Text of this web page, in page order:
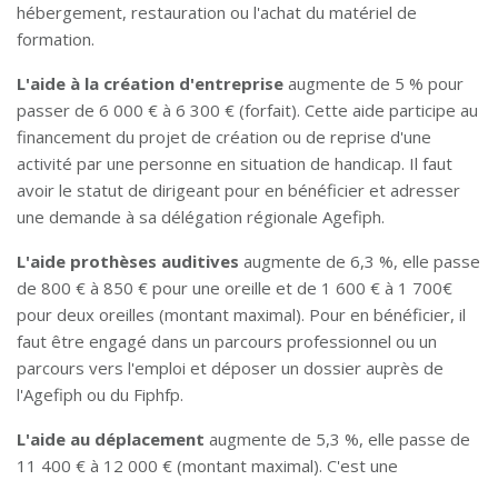
hébergement, restauration ou l'achat du matériel de
formation.
L'aide à la création d'entreprise augmente de 5 % pour
passer de 6 000 € à 6 300 € (forfait). Cette aide participe au
financement du projet de création ou de reprise d'une
activité par une personne en situation de handicap. Il faut
avoir le statut de dirigeant pour en bénéficier et adresser
une demande à sa délégation régionale Agefiph.
L'aide prothèses auditives augmente de 6,3 %, elle passe
de 800 € à 850 € pour une oreille et de 1 600 € à 1 700€
pour deux oreilles (montant maximal). Pour en bénéficier, il
faut être engagé dans un parcours professionnel ou un
parcours vers l'emploi et déposer un dossier auprès de
l'Agefiph ou du Fiphfp.
L'aide au déplacement augmente de 5,3 %, elle passe de
11 400 € à 12 000 € (montant maximal). C'est une